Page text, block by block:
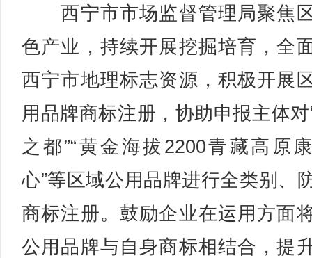
西宁市市场监督管理局聚焦
色产业，持续开展挖掘培育，全
西宁市地理标志资源，积极开展
用品牌商标注册，协助申报主体对
之都”“黄金海拔2200青藏高原
心”等区域公用品牌进行全类别、
商标注册。鼓励企业在运用方面
公用品牌与自身商标相结合，提